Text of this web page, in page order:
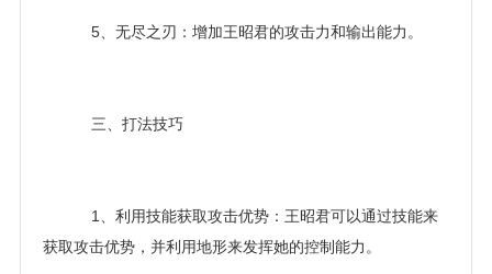
5、无尽之刃：增加王昭君的攻击力和输出能力。
三、打法技巧
1、利用技能获取攻击优势：王昭君可以通过技能来
获取攻击优势，并利用地形来发挥她的控制能力。